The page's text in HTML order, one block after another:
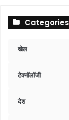
Categories
खेल
टेक्नॉलॉजी
देश